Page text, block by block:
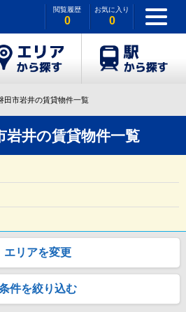
閲覧履歴
0
お気に入り
0
田市岩井の賃貸物件一覧
岩井の賃貸物件一覧
エリアを変更
件を絞り込む